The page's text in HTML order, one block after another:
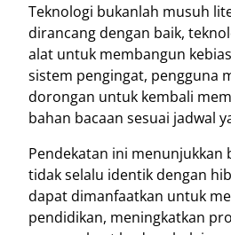
Teknologi bukanlah musuh
dirancang dengan baik,
alat untuk membangun
sistem pengingat, pengguna
dorongan untuk kembali
bahan bacaan sesuai jadwal
Pendekatan ini menunjukkan
tidak selalu identik dengan
dapat dimanfaatkan untuk
pendidikan, meningkatkan